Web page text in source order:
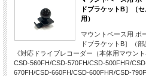
ドブラケットB］（
用）
マウントベース用 ボ
ドブラケットB］（部
《対応ドライブレコーダー（本体用マウント
CSD-560FH/CSD-570FH/CSD-500FHR/
670FH/CSD-660FH/CSD-600FHR/CSD-